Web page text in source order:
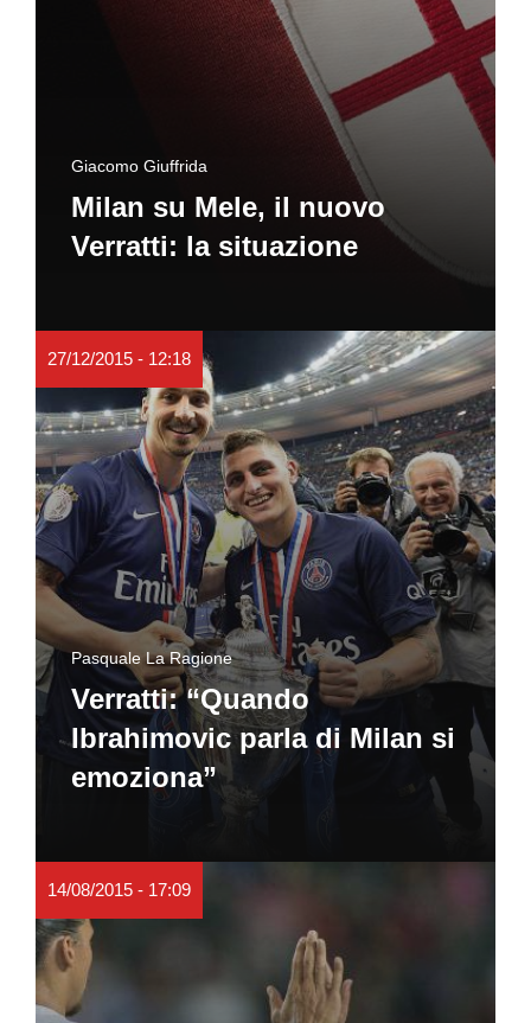
Giacomo Giuffrida
Milan su Mele, il nuovo
Verratti: la situazione
27/12/2015 - 12:18
Pasquale La Ragione
Verratti: “Quando
Ibrahimovic parla di Milan si
emoziona”
14/08/2015 - 17:09